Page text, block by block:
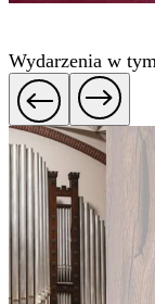
Wydarzenia w